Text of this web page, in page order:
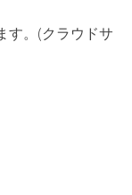
す。(クラウドサ